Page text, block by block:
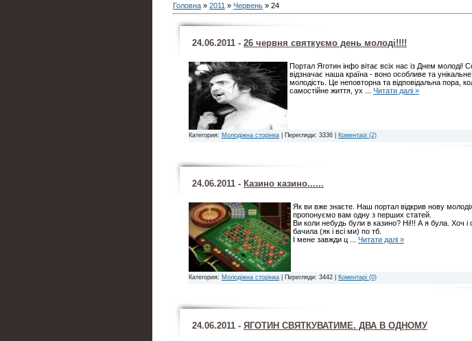
Головна » 2011 » Червень » 24
24.06.2011 - 26 червня святкуємо день молоді!!!!
Портал Яготин інфо вітає всіх нас із Днем молоді!
відзначає наша країна - воно особливе та
молодість. Це неповторна та відповідальна пора,
самостійне життя, ух
Читати далі »
Категория: Молодіжна сторінка | Перегляди: 3336 | Коментарі (2)
24.06.2011 - Казино казино......
Як ви вже знаєте. Наш портал відкрив нову
пропонуємо вам одну з перших статей.
Ви коли небудь були в казино? Ні!!! А я була. Хоч і
бачила (як і всі ми) по тб.
І мене завжди ц
Читати далі »
Категория: Молодіжна сторінка | Перегляди: 3442 | Коментарі (0)
24.06.2011 - ЯГОТИН СВЯТКУВАТИМЕ. ДВА В ОДНОМУ